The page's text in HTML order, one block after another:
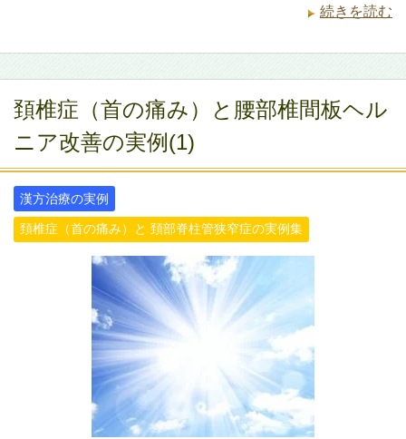
続きを読む
頚椎症（首の痛み）と腰部椎間板ヘル
ニア改善の実例(1)
漢方治療の実例
頚椎症（首の痛み）と 頚部脊柱管狭窄症の実例集